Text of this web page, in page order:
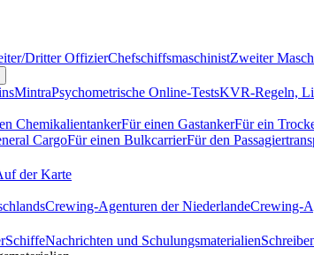
Dritter OffizierChefschiffsmaschinistZweiter
MintraPsychometrische Online-TestsKVR-Regeln,
ChemikalientankerFür einen GastankerFür ein
CargoFür einen BulkcarrierFür den
der Karte
Crewing-Agenturen der NiederlandeCrewing-
SchiffeNachrichten und Schulungsmaterialien